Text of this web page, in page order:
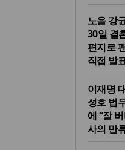
노을 강
30일 결
편지로
직접 발
이재명
성호 법
에 “잘
사의 만